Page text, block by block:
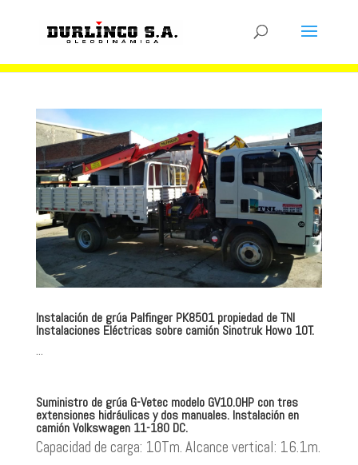
Instalación de grúa Palfinger PK8501 propiedad de TNI
Instalaciones Eléctricas sobre camión Sinotruk Howo 10T.
...
Suministro de grúa G-Vetec modelo GV10.0HP con tres
extensiones hidráulicas y dos manuales. Instalación en
camión Volkswagen 11-180 DC.
Capacidad de carga: 10Tm. Alcance vertical: 16.1m.